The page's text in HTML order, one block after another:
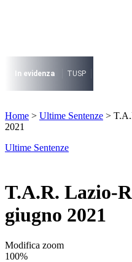
I più cercati
Lorem ipsum dolor sit
In evidenza TUSP
Lorem ipsum dolor sit amet
Home > Ultime Sentenze >
2021
Ultime Sentenze
T.A.R. Lazio-
giugno 2021
Modifica zoom
100%